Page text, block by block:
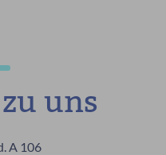
uns
A 106